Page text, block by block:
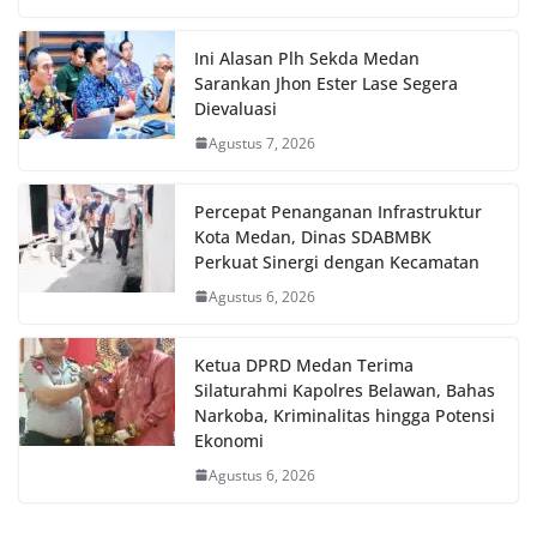
Ini Alasan Plh Sekda Medan
Sarankan Jhon Ester Lase Segera
Dievaluasi
Agustus 7, 2026
Percepat Penanganan Infrastruktur
Kota Medan, Dinas SDABMBK
Perkuat Sinergi dengan Kecamatan
Agustus 6, 2026
Ketua DPRD Medan Terima
Silaturahmi Kapolres Belawan, Bahas
Narkoba, Kriminalitas hingga Potensi
Ekonomi
Agustus 6, 2026